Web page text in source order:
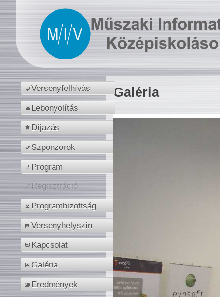
Versenyfelhívás
Lebonyolítás
Díjazás
Szponzorok
Program
Regisztráció
Programbizottság
Versenyhelyszín
Kapcsolat
Galéria
Eredmények
Galéria